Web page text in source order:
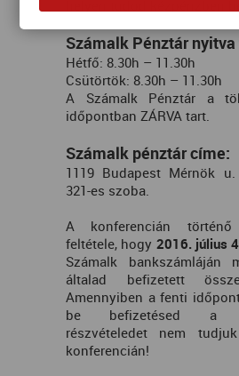
Számalk Pénztár
Hétfő: 8.30h – 11.30h
Csütörtök: 8.30h – 11.30h
A Számalk Pénztár a
időpontban ZÁRVA tart.
Számalk pénztár címe:
1119 Budapest Mérnök
321-es szoba.
A konferencián történő
feltétele, hogy 2016. július
Számalk bankszámláján
általad befizetett
Amennyiben a fenti
be befizetésed a
részvételedet nem
konferencián!